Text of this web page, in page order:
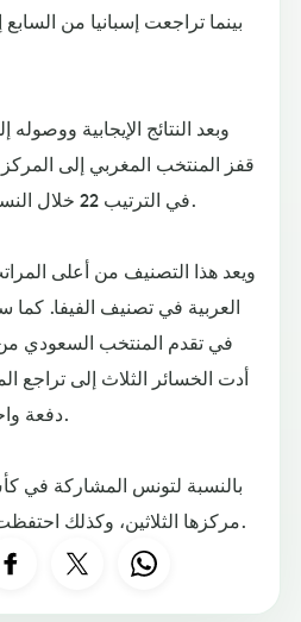
بينما تراجعت إسبانيا من
وبعد النتائج الإيجابية
قفز المنتخب المغربي إلى
في الترتيب 22 خلال النسخة السابقة من التصنيف.
ويعد هذا التصنيف من أعلى
العربية في تصنيف الفيفا. كما
دفعة واحدة محتلا المرتبة الستين.
بالنسبة لتونس المشاركة في
مركزها الثلاثين، وكذلك احتفظت البرتغال بمركزها تاسعا.